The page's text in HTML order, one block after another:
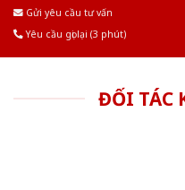
Gửi yêu cầu tư vấn
Yêu cầu gọi lại (3 phút)
ĐỐI TÁC